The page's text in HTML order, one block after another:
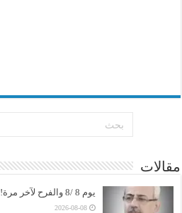
مقالات
يوم 8 /8 والفرح لآخر مرة! فلاح المشعل
2026-08-08